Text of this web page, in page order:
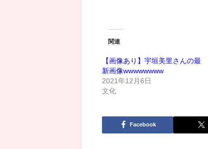
関連
【画像あり】宇垣美里さんの最
新画像wwwwwwww
2021年12月6日
文化
Facebook